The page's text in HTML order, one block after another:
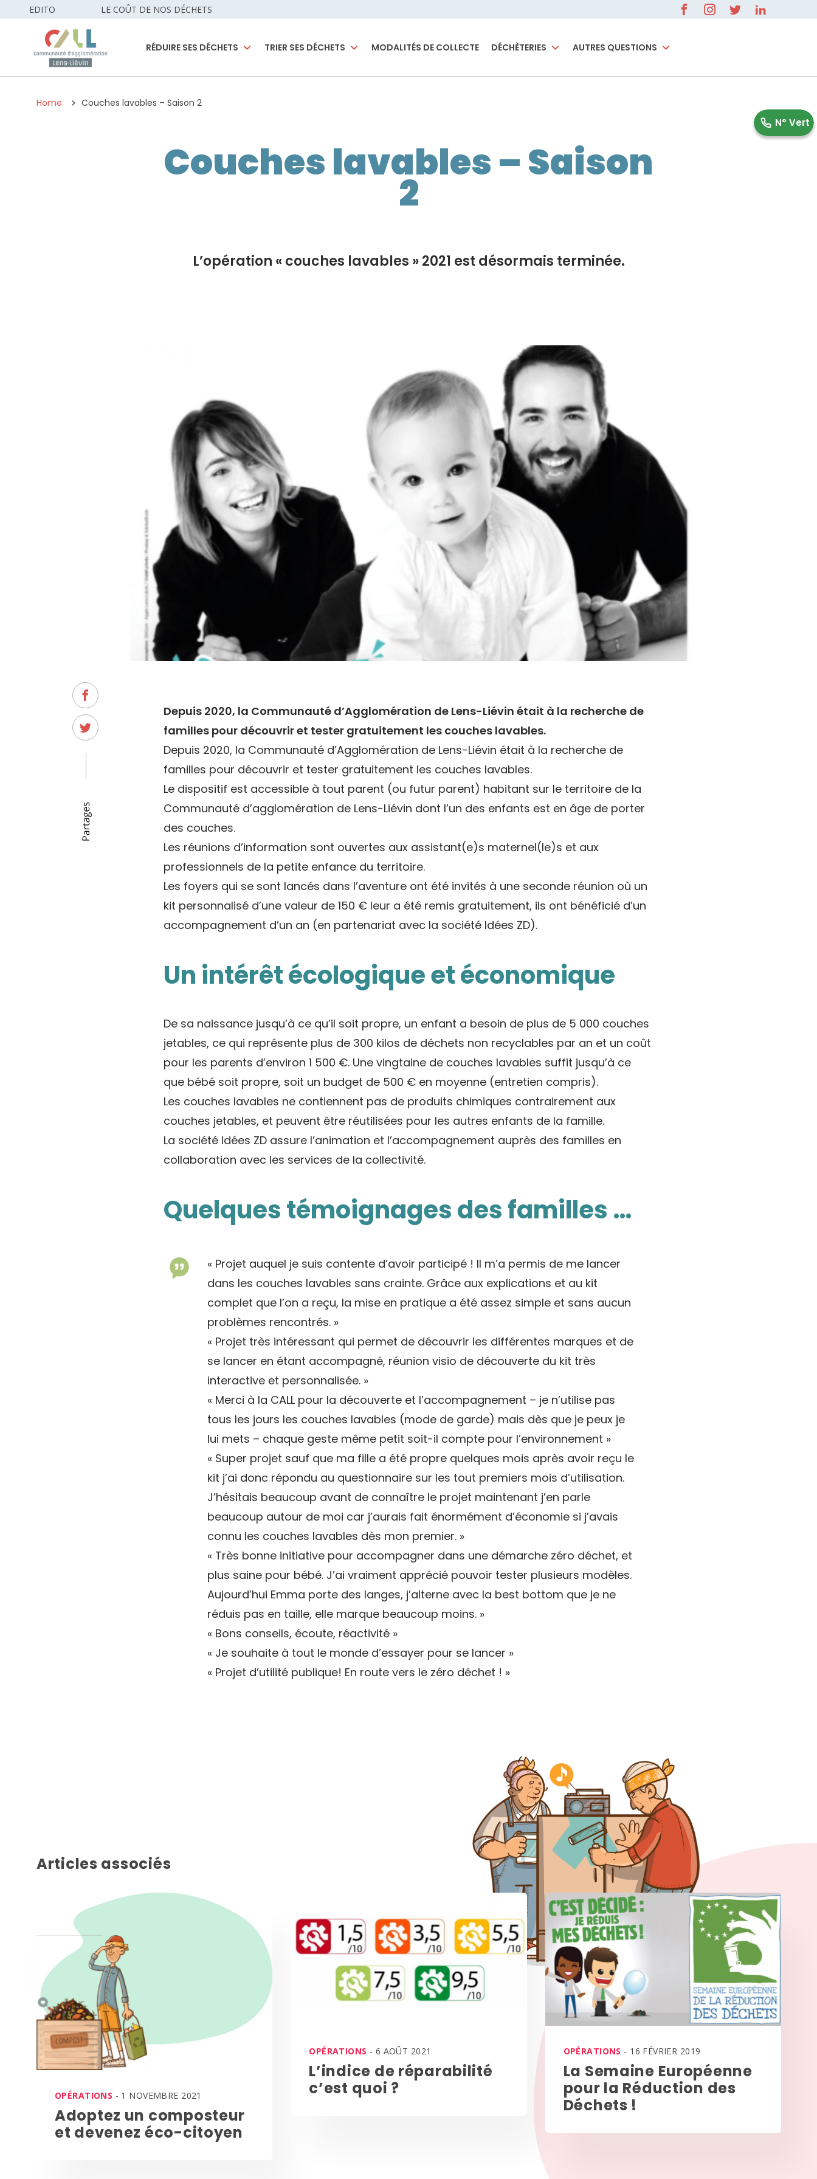
EDITO LE COÛT DE NOS DÉCHETS
RÉDUIRE SES DÉCHETS TRIER SES DÉCHETS MODALITÉS DE COLLECTE DÉCHÈTERIES AUTRES QUESTIONS
Home Couches lavables – Saison 2
Couches lavables – Saison
2
L’opération « couches lavables » 2021 est désormais terminée.
Depuis 2020, la Communauté d’Agglomération de Lens-Liévin était à la recherche de
familles pour découvrir et tester gratuitement les couches lavables.
Depuis 2020, la Communauté d’Agglomération de Lens-Liévin était à la recherche de
familles pour découvrir et tester gratuitement les couches lavables.
Le dispositif est accessible à tout parent (ou futur parent) habitant sur le territoire de la
Communauté d’agglomération de Lens-Liévin dont l’un des enfants est en âge de porter
des couches.
Les réunions d’information sont ouvertes aux assistant(e)s maternel(le)s et aux
professionnels de la petite enfance du territoire.
Les foyers qui se sont lancés dans l’aventure ont été invités à une seconde réunion où un
kit personnalisé d’une valeur de 150 € leur a été remis gratuitement, ils ont bénéficié d’un
accompagnement d’un an (en partenariat avec la société Idées ZD).
Un intérêt écologique et économique
De sa naissance jusqu’à ce qu’il soit propre, un enfant a besoin de plus de 5 000 couches
jetables, ce qui représente plus de 300 kilos de déchets non recyclables par an et un coût
pour les parents d’environ 1 500 €. Une vingtaine de couches lavables suffit jusqu’à ce
que bébé soit propre, soit un budget de 500 € en moyenne (entretien compris).
Les couches lavables ne contiennent pas de produits chimiques contrairement aux
couches jetables, et peuvent être réutilisées pour les autres enfants de la famille.
La société Idées ZD assure l’animation et l’accompagnement auprès des familles en
collaboration avec les services de la collectivité.
Quelques témoignages des familles …
« Projet auquel je suis contente d’avoir participé ! Il m’a permis de me lancer
dans les couches lavables sans crainte. Grâce aux explications et au kit
complet que l’on a reçu, la mise en pratique a été assez simple et sans aucun
problèmes rencontrés. »
« Projet très intéressant qui permet de découvrir les différentes marques et de
se lancer en étant accompagné, réunion visio de découverte du kit très
interactive et personnalisée. »
« Merci à la CALL pour la découverte et l’accompagnement – je n’utilise pas
tous les jours les couches lavables (mode de garde) mais dès que je peux je
lui mets – chaque geste même petit soit-il compte pour l’environnement »
« Super projet sauf que ma fille a été propre quelques mois après avoir reçu le
kit j’ai donc répondu au questionnaire sur les tout premiers mois d’utilisation.
J’hésitais beaucoup avant de connaître le projet maintenant j’en parle
beaucoup autour de moi car j’aurais fait énormément d’économie si j’avais
connu les couches lavables dès mon premier. »
« Très bonne initiative pour accompagner dans une démarche zéro déchet, et
plus saine pour bébé. J’ai vraiment apprécié pouvoir tester plusieurs modèles.
Aujourd’hui Emma porte des langes, j’alterne avec la best bottom que je ne
réduis pas en taille, elle marque beaucoup moins. »
« Bons conseils, écoute, réactivité »
« Je souhaite à tout le monde d’essayer pour se lancer »
« Projet d’utilité publique! En route vers le zéro déchet ! »
Articles associés
OPÉRATIONS - 1 NOVEMBRE 2021
Adoptez un composteur
et devenez éco-citoyen
OPÉRATIONS - 6 AOÛT 2021
L’indice de réparabilité
c’est quoi ?
OPÉRATIONS - 16 FÉVRIER 2019
La Semaine Européenne
pour la Réduction des
Déchets !
N° Vert
0 800 596 000